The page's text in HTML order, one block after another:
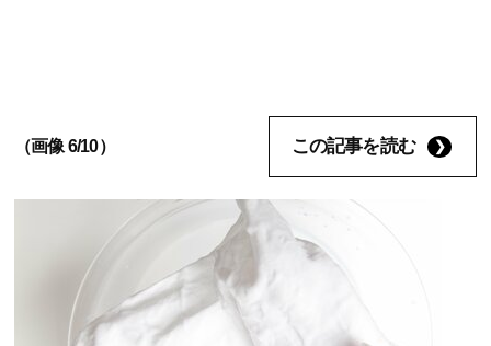
（画像 6/10） この記事を読む